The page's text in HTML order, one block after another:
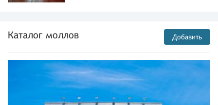
Каталог моллов Добавить